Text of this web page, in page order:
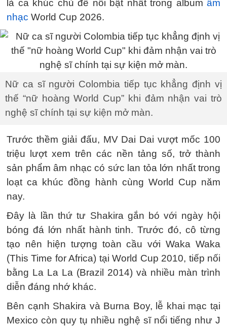
là ca khúc chủ đề nổi bật nhất trong album âm
nhạc World Cup 2026.
Nữ ca sĩ người Colombia tiếp tục khẳng định vị
thế “nữ hoàng World Cup” khi đảm nhận vai trò
nghệ sĩ chính tại sự kiện mở màn.
Trước thềm giải đấu, MV Dai Dai vượt mốc 100
triệu lượt xem trên các nền tảng số, trở thành
sản phẩm âm nhạc có sức lan tỏa lớn nhất trong
loạt ca khúc đồng hành cùng World Cup năm
nay.
Đây là lần thứ tư Shakira gắn bó với ngày hội
bóng đá lớn nhất hành tinh. Trước đó, cô từng
tạo nên hiện tượng toàn cầu với Waka Waka
(This Time for Africa) tại World Cup 2010, tiếp nối
bằng La La La (Brazil 2014) và nhiều màn trình
diễn đáng nhớ khác.
Bên cạnh Shakira và Burna Boy, lễ khai mạc tại
Mexico còn quy tụ nhiều nghệ sĩ nổi tiếng như J